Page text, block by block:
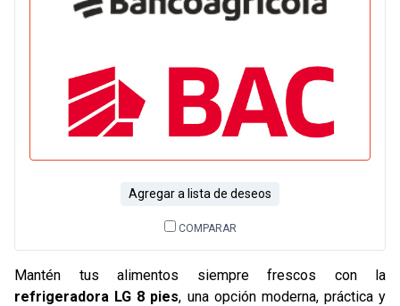
Agregar a lista de deseos
COMPARAR
Mantén tus alimentos siempre frescos con la
refrigeradora LG 8 pies, una opción moderna, práctica y